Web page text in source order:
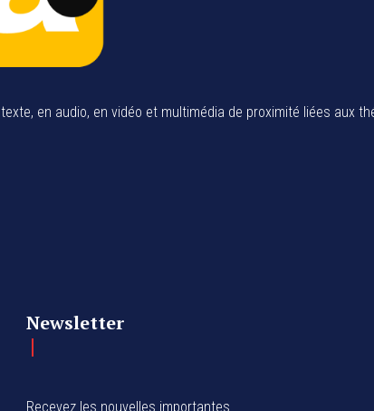
en audio, en vidéo et multimédia de proximité liées aux
Newsletter
Recevez les nouvelles importantes